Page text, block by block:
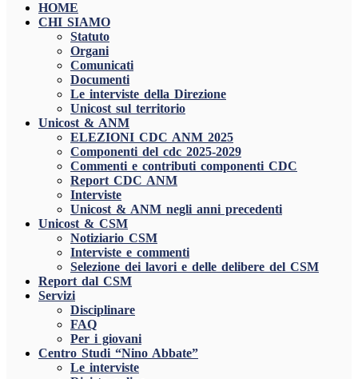
HOME
CHI SIAMO
Statuto
Organi
Comunicati
Documenti
Le interviste della Direzione
Unicost sul territorio
Unicost & ANM
ELEZIONI CDC ANM 2025
Componenti del cdc 2025-2029
Commenti e contributi componenti CDC
Report CDC ANM
Interviste
Unicost & ANM negli anni precedenti
Unicost & CSM
Notiziario CSM
Interviste e commenti
Selezione dei lavori e delle delibere del CSM
Report dal CSM
Servizi
Disciplinare
FAQ
Per i giovani
Centro Studi “Nino Abbate”
Le interviste